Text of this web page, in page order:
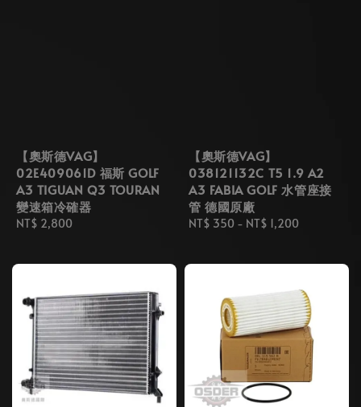
【奧斯德VAG】
02E409061D 福斯 GOLF
A3 TIGUAN Q3 TOURAN
變速箱冷確器
Regular
NT$ 2,800
【奧斯德VAG】
038121132C T5 1.9 A2
A3 FABIA GOLF 水管座接
管 德國原廠
Regular
NT$ 350 - NT$ 1,200